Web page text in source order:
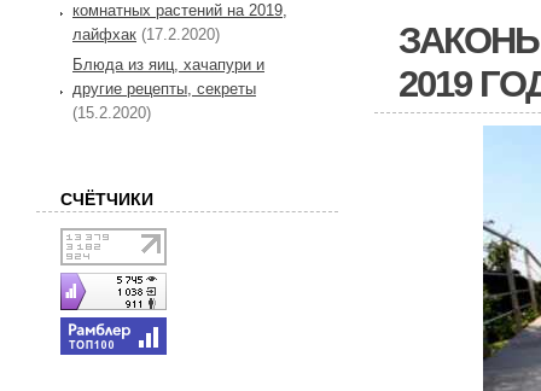
2019
комнатных растений на 2019,
лайфхак (17.2.2020)
Блюда из яиц, хачапури и
другие рецепты, секреты
(15.2.2020)
СЧЁТЧИКИ